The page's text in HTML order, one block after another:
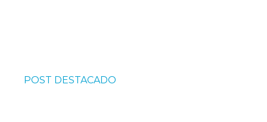
POST DESTACADO